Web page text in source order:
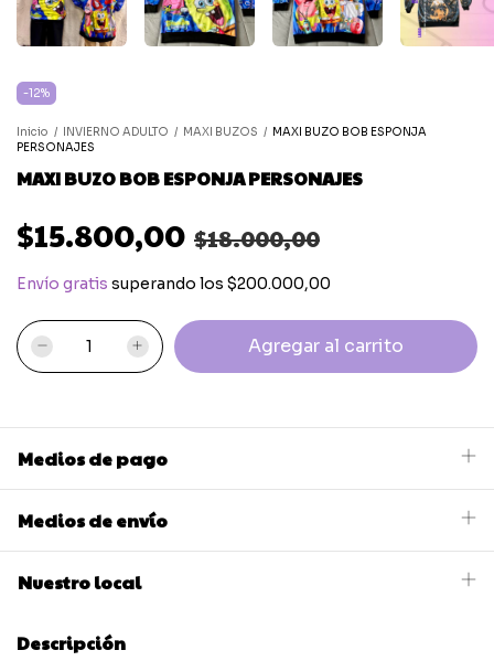
-12%
Inicio / INVIERNO ADULTO / MAXI BUZOS / MAXI BUZO BOB ESPONJA
PERSONAJES
MAXI BUZO BOB ESPONJA PERSONAJES
$15.800,00 $18.000,00
Envío gratis superando los $200.000,00
Medios de pago
Medios de envío
Nuestro local
Descripción